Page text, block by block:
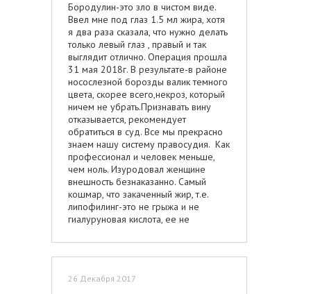
Бородулин-это зло в чистом виде.
Ввел мне под глаз 1.5 мл жира, хотя
я два раза сказала, что нужно делать
только левый глаз , правый и так
выглядит отлично. Операция прошла
31 мая 2018г. В результате-в районе
носослезной борозды валик темного
цвета, скорее всего,некроз, который
ничем не убрать.Признавать вину
отказывается, рекомендует
обратиться в суд. Все мы прекрасно
знаем нашу систему правосудия. Как
профессионал и человек меньше,
чем ноль. Изуродовал женщине
внешность безнаказанно. Самый
кошмар, что закаченный жир, т.е.
липофилинг-это не грыжа и не
гиалуруновая кислота, ее не
потому что жир распределяется по
тканям. Ни в коем случае не
корректируйте носослезку жиром у
26 Декабря 2017